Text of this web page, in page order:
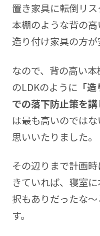
置き家具に転倒リス
本棚のような背の
造り付け家具の方が
なので、背の高い
のLDKのように 「
での落下防止策を講
は最も高いのでは
思いいたりました。
その辺りまで計画
きていれば、寝室
択もありだったな
す。